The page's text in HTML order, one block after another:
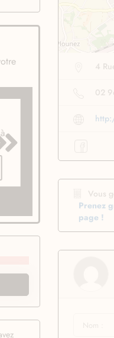
4
02
Vous
Prenez
page !